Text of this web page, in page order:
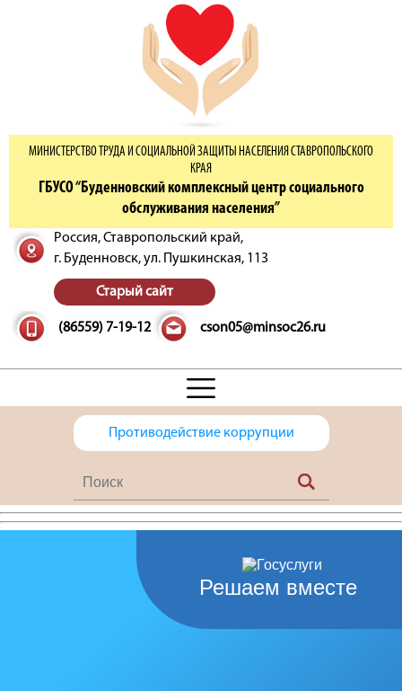
МИНИСТЕРСТВО ТРУДА И СОЦИАЛЬНОЙ ЗАЩИТЫ НАСЕЛЕНИЯ СТАВРОПОЛЬСКОГО
КРАЯ
ГБУСО “Буденновский комплексный центр социального
обслуживания населения”
Россия, Ставропольский край,
г. Буденновск,ул. Пушкинская, 113
Старый сайт
(86559) 7-19-12 cson05@minsoc26.ru
Противодействие коррупции
Решаем вместе